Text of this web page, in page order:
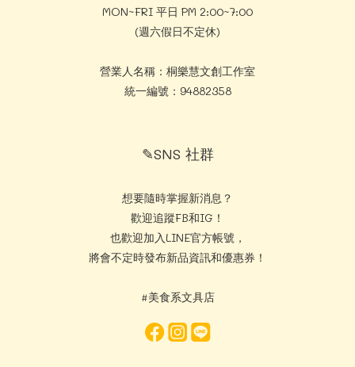
MON~FRI 平日 PM 2:00~7:00
(週六假日不定休)
營業人名稱：桐樂慧文創工作室
統一編號：94882358
✎SNS 社群
想要隨時掌握新消息？
歡迎追蹤FB和IG！
也歡迎加入LINE官方帳號，
將會不定時發布新品資訊和優惠券！
#美食系文具店